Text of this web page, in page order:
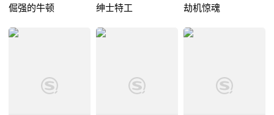
倔强的牛顿 绅士特工 劫机惊魂